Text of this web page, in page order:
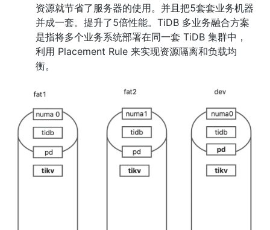
资源就节省了服务器的使用。并且把5套套业务机器
并成一套。提升了5倍性能。TiDB 多业务融合方案
是指将多个业务系统部署在同一套 TiDB 集群中，
利用 Placement Rule 来实现资源隔离和负载均
衡。